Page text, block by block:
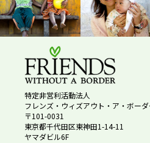
特定非営利活動法人
フレンズ・ウィズアウト・ア・ボーダ
〒101-0031
東京都千代田区東神田1-14-11
ヤマダビル6F